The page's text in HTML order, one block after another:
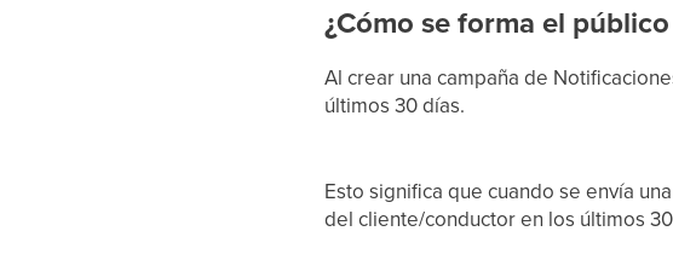
¿Cómo se forma el
Al crear una campaña de
últimos 30 días.
Esto significa que cuando se envía
del cliente/conductor en los últimos